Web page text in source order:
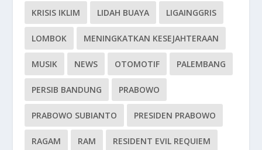
KRISIS IKLIM LIDAH BUAYA LIGAINGGRIS
LOMBOK MENINGKATKAN KESEJAHTERAAN
MUSIK NEWS OTOMOTIF PALEMBANG
PERSIB BANDUNG PRABOWO
PRABOWO SUBIANTO PRESIDEN PRABOWO
RAGAM RAM RESIDENT EVIL REQUIEM